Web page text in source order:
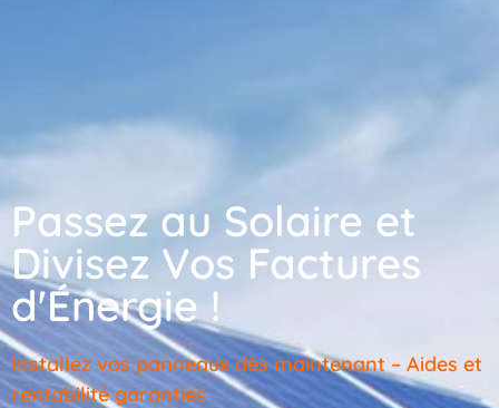
Passez au Solaire et
Divisez Vos Factures
d'Énergie !
Installez vos panneaux dès maintenant – Aides et
rentabilité garanties